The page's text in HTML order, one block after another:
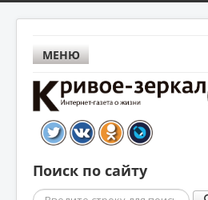
МЕНЮ
Поиск по сайту
Поиск